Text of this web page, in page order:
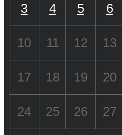
3 4 5 6
10 11 12 13
17 18 19 20
24 25 26 27